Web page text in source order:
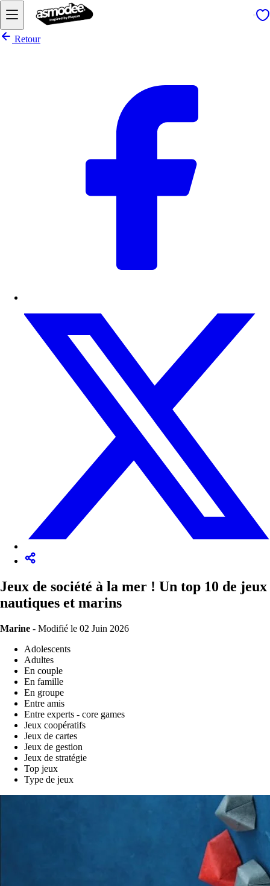
Retour
Jeux de société à la mer ! Un top 10 de jeux
nautiques et marins
Marine - Modifié le 02 Juin 2026
Adolescents
Adultes
En couple
En famille
En groupe
Entre amis
Entre experts - core games
Jeux coopératifs
Jeux de cartes
Jeux de gestion
Jeux de stratégie
Top jeux
Type de jeux